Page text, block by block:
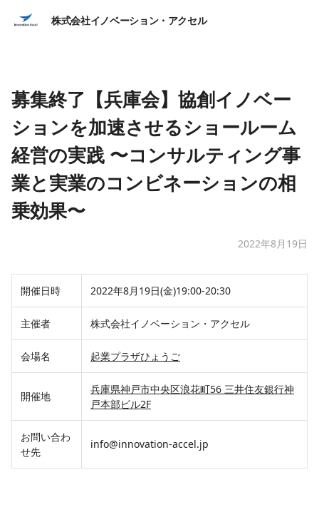
株式会社イノベーション・アクセル
募集終了【兵庫会】協創イノベー
ションを加速させるショールーム
経営の実践 〜コンサルティング事
業と実業のコンビネーションの相
乗効果〜
2022年8月19日
開催日時 2022年8月19日(金)19:00-20:30
主催者 株式会社イノベーション・アクセル
会場名 起業プラザひょうご
開催地
兵庫県神戸市中央区浪花町56 三井住友銀行神
戸本部ビル2F
お問い合わ
せ先
info@innovation-accel.jp